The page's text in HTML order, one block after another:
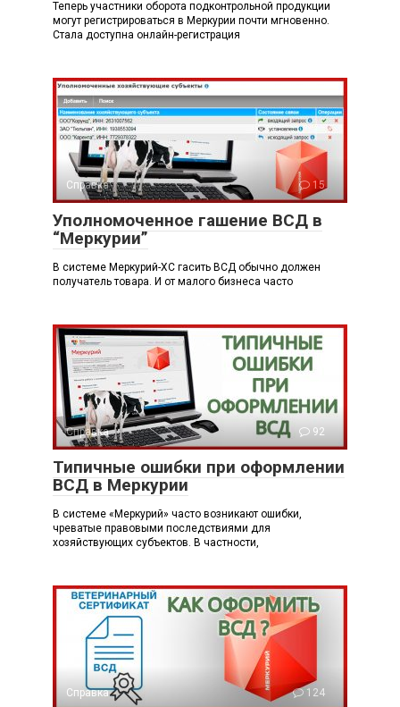
Теперь участники оборота подконтрольной продукции
могут регистрироваться в Меркурии почти мгновенно.
Стала доступна онлайн-регистрация
Справка 15
Уполномоченное гашение ВСД в
“Меркурии”
В системе Меркурий-ХС гасить ВСД обычно должен
получатель товара. И от малого бизнеса часто
Справка 92
Типичные ошибки при оформлении
ВСД в Меркурии
В системе «Меркурий» часто возникают ошибки,
чреватые правовыми последствиями для
хозяйствующих субъектов. В частности,
Справка 124